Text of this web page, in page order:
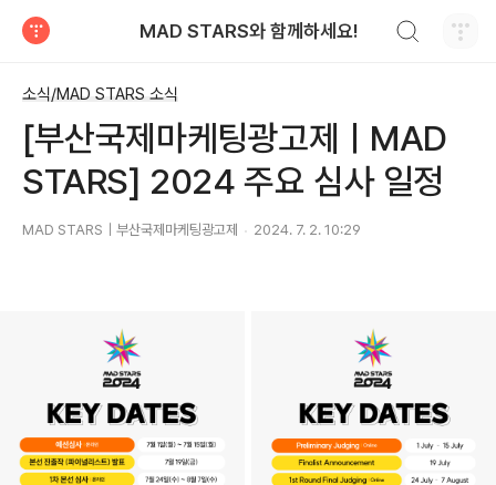
MAD STARS와 함께하세요!
소식/MAD STARS 소식
[부산국제마케팅광고제ㅣMAD
STARS] 2024 주요 심사 일정
MAD STARS｜부산국제마케팅광고제 2024. 7. 2. 10:29